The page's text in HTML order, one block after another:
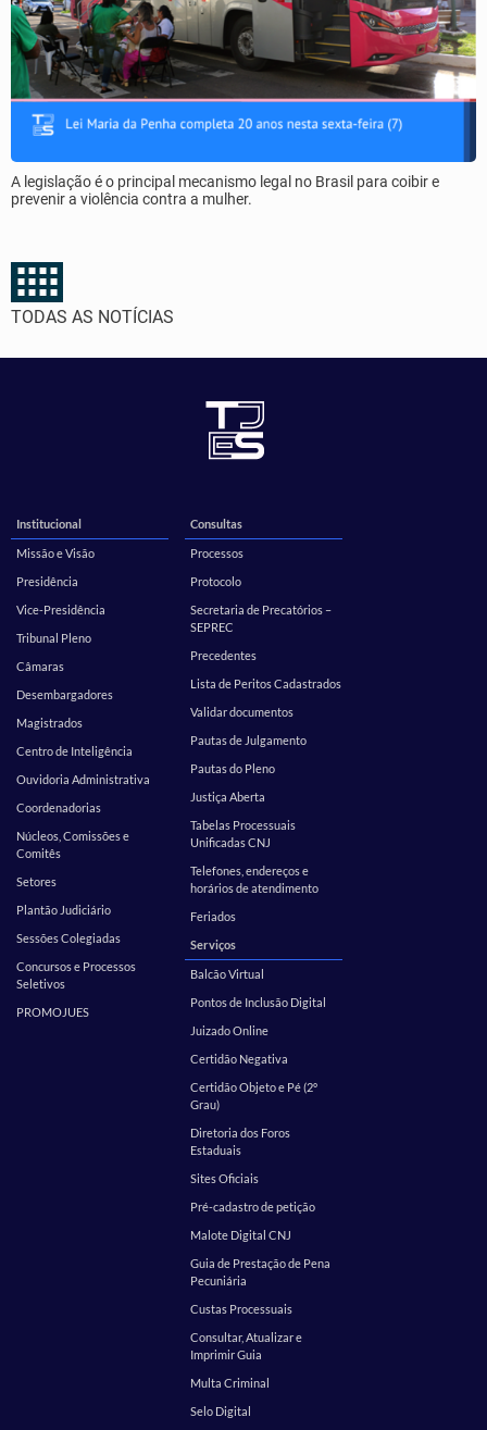
A legislação é o principal mecanismo legal no Brasil para coibir e
prevenir a violência contra a mulher.
TODAS AS NOTÍCIAS
Institucional
Missão e Visão
Presidência
Vice-Presidência
Tribunal Pleno
Câmaras
Desembargadores
Magistrados
Centro de Inteligência
Ouvidoria Administrativa
Coordenadorias
Núcleos, Comissões e
Comitês
Setores
Plantão Judiciário
Sessões Colegiadas
Concursos e Processos
Seletivos
PROMOJUES
Consultas
Processos
Protocolo
Secretaria de Precatórios –
SEPREC
Precedentes
Lista de Peritos Cadastrados
Validar documentos
Pautas de Julgamento
Pautas do Pleno
Justiça Aberta
Tabelas Processuais
Unificadas CNJ
Telefones, endereços e
horários de atendimento
Feriados
Serviços
Balcão Virtual
Pontos de Inclusão Digital
Juizado Online
Certidão Negativa
Certidão Objeto e Pé (2º
Grau)
Diretoria dos Foros
Estaduais
Sites Oficiais
Pré-cadastro de petição
Malote Digital CNJ
Guia de Prestação de Pena
Pecuniária
Custas Processuais
Consultar, Atualizar e
Imprimir Guia
Multa Criminal
Selo Digital